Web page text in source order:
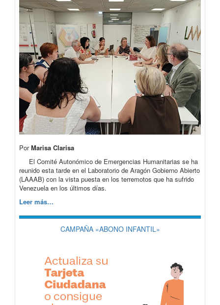
PorMarisa Clarisa
El Comité Autonómico de Emergencias Humanitarias se ha
reunido esta tarde en el Laboratorio de Aragón Gobierno Abierto
(LAAAB) con la vista puesta en los terremotos que ha sufrido
Venezuela en los últimos días.
Leer más…
CAMPAÑA «ABONO INFANTIL»